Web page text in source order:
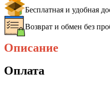
Бесплатная и удобная
Возврат и обмен без
Описание
Оплата